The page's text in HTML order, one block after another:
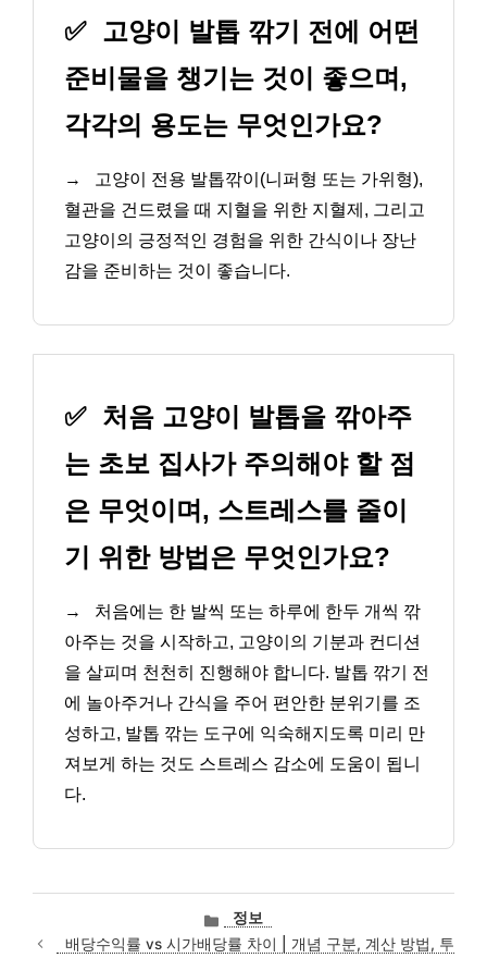
✅ 고양이 발톱 깎기 전에 어떤
준비물을 챙기는 것이 좋으며,
각각의 용도는 무엇인가요?
→
고양이 전용 발톱깎이(니퍼형 또는 가위형),
혈관을 건드렸을 때 지혈을 위한 지혈제, 그리고
고양이의 긍정적인 경험을 위한 간식이나 장난
감을 준비하는 것이 좋습니다.
✅ 처음 고양이 발톱을 깎아주
는 초보 집사가 주의해야 할 점
은 무엇이며, 스트레스를 줄이
기 위한 방법은 무엇인가요?
→
처음에는 한 발씩 또는 하루에 한두 개씩 깎
아주는 것을 시작하고, 고양이의 기분과 컨디션
을 살피며 천천히 진행해야 합니다. 발톱 깎기 전
에 놀아주거나 간식을 주어 편안한 분위기를 조
성하고, 발톱 깎는 도구에 익숙해지도록 미리 만
져보게 하는 것도 스트레스 감소에 도움이 됩니
다.
카
테
정보
배당수익률 vs 시가배당률 차이 | 개념 구분, 계산 방법, 투